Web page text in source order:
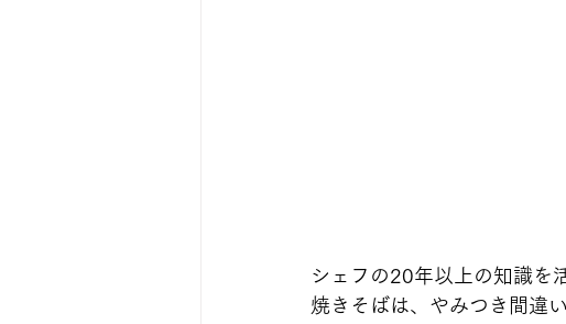
シェフの20年以上の知識を
焼きそばは、やみつき間違